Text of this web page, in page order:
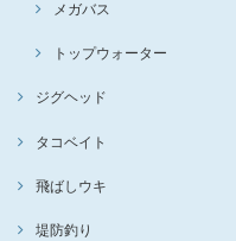
メガバス
トップウォーター
ジグヘッド
タコベイト
飛ばしウキ
堤防釣り